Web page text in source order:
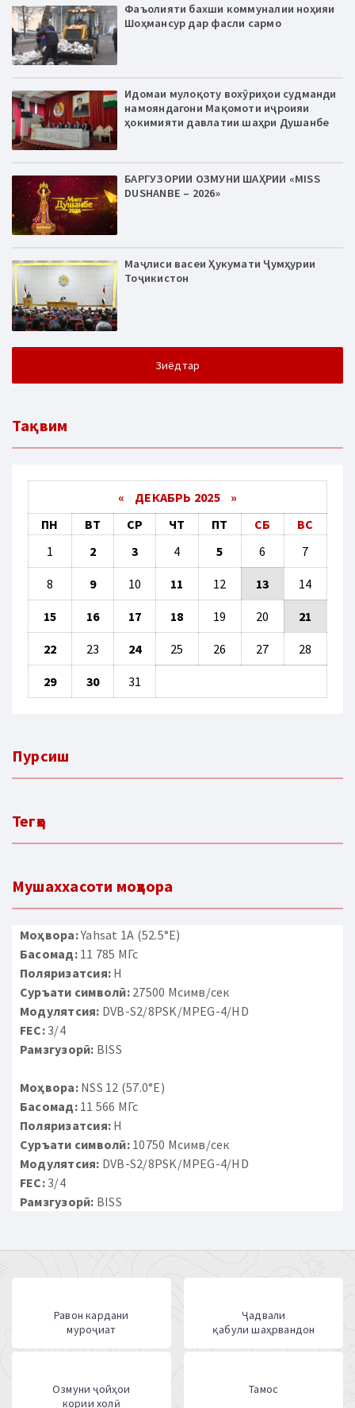
Фаъолияти бахши коммуналии ноҳияи
Шоҳмансур дар фасли сармо
Идомаи мулоқоту вохӯриҳои судманди
намояндагони Мақомоти иҷроияи
ҳокимияти давлатии шаҳри Душанбе
БАРГУЗОРИИ ОЗМУНИ ШАҲРИИ «MISS
DUSHANBE – 2026»
Маҷлиси васеи Ҳукумати Ҷумҳурии
Тоҷикистон
Зиёдтар
Тақвим
« ДЕКАБРЬ 2025 »
ПН
ВТ СР ЧТ ПТ СБ
ВС
1
2 3 4 5 6 7
8 9 10 11 12 13 14
15 16 17 18 19 20 21
22 23 24 25 26 27 28
29 30 31
Пурсиш
Тегҳо
Мушаххасоти моҳвора
Моҳвора:Yahsat 1A (52.5°E)
Басомад:11 785 МГс
Поляризатсия: H
Суръати символӣ:27500 Мсимв/сек
Модулятсия: DVB-S2/8PSK/MPEG-4/HD
FEC:3/4
Рамзгузорӣ: BISS
Моҳвора:NSS 12 (57.0°E)
Басомад:11 566 МГс
Поляризатсия: H
Суръати символӣ:10750 Мсимв/сек
Модулятсия: DVB-S2/8PSK/MPEG-4/HD
FEC:3/4
Рамзгузорӣ: BISS
Равон кардани
муроҷиат
Ҷадвали
қабули шаҳрвандон
Озмуни ҷойҳои
кории холӣ
Тамос